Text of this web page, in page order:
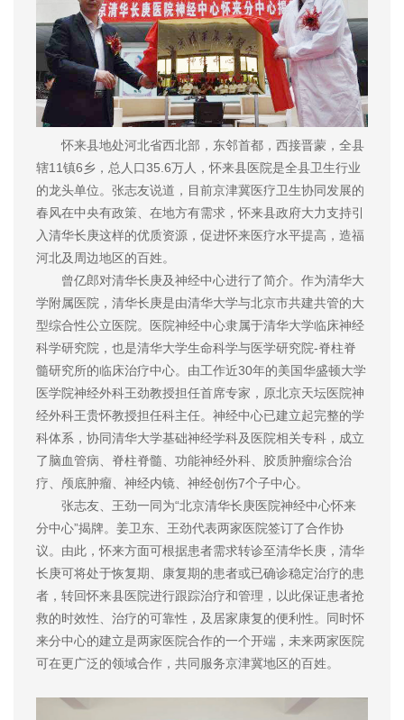
怀来县地处河北省西北部，东邻首都，西接晋蒙，全县
辖11镇6乡，总人口35.6万人，怀来县医院是全县卫生行业
的龙头单位。张志友说道，目前京津冀医疗卫生协同发展的
春风在中央有政策、在地方有需求，怀来县政府大力支持引
入清华长庚这样的优质资源，促进怀来医疗水平提高，造福
河北及周边地区的百姓。
曾亿郎对清华长庚及神经中心进行了简介。作为清华大
学附属医院，清华长庚是由清华大学与北京市共建共管的大
型综合性公立医院。医院神经中心隶属于清华大学临床神经
科学研究院，也是清华大学生命科学与医学研究院-脊柱脊
髓研究所的临床治疗中心。由工作近30年的美国华盛顿大学
医学院神经外科王劲教授担任首席专家，原北京天坛医院神
经外科王贵怀教授担任科主任。神经中心已建立起完整的学
科体系，协同清华大学基础神经学科及医院相关专科，成立
了脑血管病、脊柱脊髓、功能神经外科、胶质肿瘤综合治
疗、颅底肿瘤、神经内镜、神经创伤7个子中心。
张志友、王劲一同为“北京清华长庚医院神经中心怀来
分中心”揭牌。姜卫东、王劲代表两家医院签订了合作协
议。由此，怀来方面可根据患者需求转诊至清华长庚，清华
长庚可将处于恢复期、康复期的患者或已确诊稳定治疗的患
者，转回怀来县医院进行跟踪治疗和管理，以此保证患者抢
救的时效性、治疗的可靠性，及居家康复的便利性。同时怀
来分中心的建立是两家医院合作的一个开端，未来两家医院
可在更广泛的领域合作，共同服务京津冀地区的百姓。